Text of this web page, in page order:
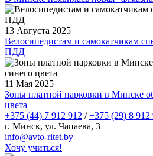
13 Августа 2025
Велосипедистам и самокатчикам
ПДД
11 Мая 2025
Зоны платной парковки в Минске
цвета
+375 (44) 7 912 912 /+375 (29) 8 912
г. Минск, ул. Чапаева, 3
infо@avtо-ritеt.by
Хочу учиться!